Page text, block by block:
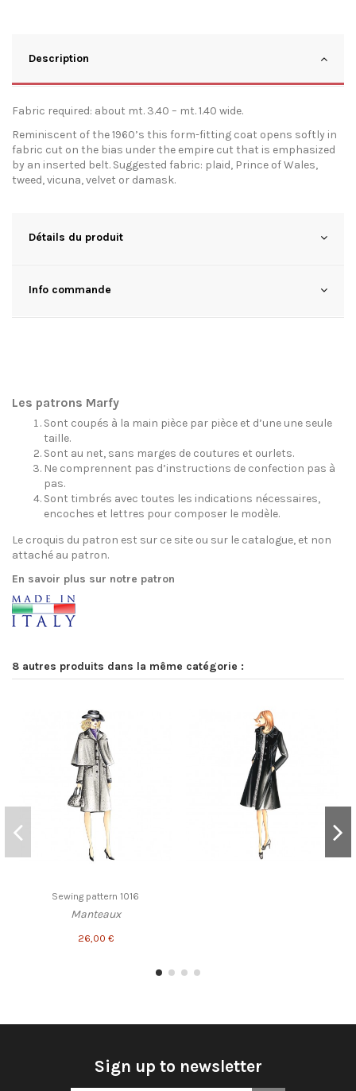
Description
Fabric required: about mt. 3.40 – mt. 1.40 wide.
Reminiscent of the 1960’s this form-fitting coat opens softly in
fabric cut on the bias under the empire cut that is emphasized
by an inserted belt. Suggested fabric: plaid, Prince of Wales,
tweed, vicuna, velvet or damask.
Détails du produit
Info commande
Les patrons Marfy
Sont coupés à la main pièce par pièce et d’une une seule
taille.
Sont au net, sans marges de coutures et ourlets.
Ne comprennent pas d’instructions de confection pas à
pas.
Sont timbrés avec toutes les indications nécessaires,
encoches et lettres pour composer le modèle.
Le croquis du patron est sur ce site ou sur le catalogue, et non
attaché au patron.
En savoir plus sur notre patron
8 autres produits dans la même catégorie :
Sewing pattern 1016
Manteaux
26,00 €
Sign up to newsletter